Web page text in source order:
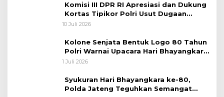
Komisi III DPR RI Apresiasi dan Dukung
Kortas Tipikor Polri Usut Dugaan
Korupsi Batu Bara
10 Juli 2026
Kolone Senjata Bentuk Logo 80 Tahun
Polri Warnai Upacara Hari Bhayangkara
ke-80
1 Juli 2026
Syukuran Hari Bhayangkara ke-80,
Polda Jateng Teguhkan Semangat